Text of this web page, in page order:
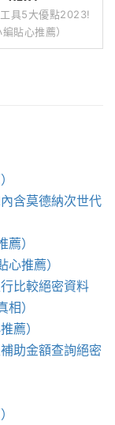
具5大優點2023!
編貼心推薦）
含莫德納次世代
）
推薦）
比較絕密資料
）
薦）
助金額查詢絕密